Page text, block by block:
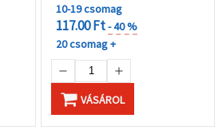
10-19 csomag
117.00 Ft- 40 %
20 csomag +
VÁSÁROL